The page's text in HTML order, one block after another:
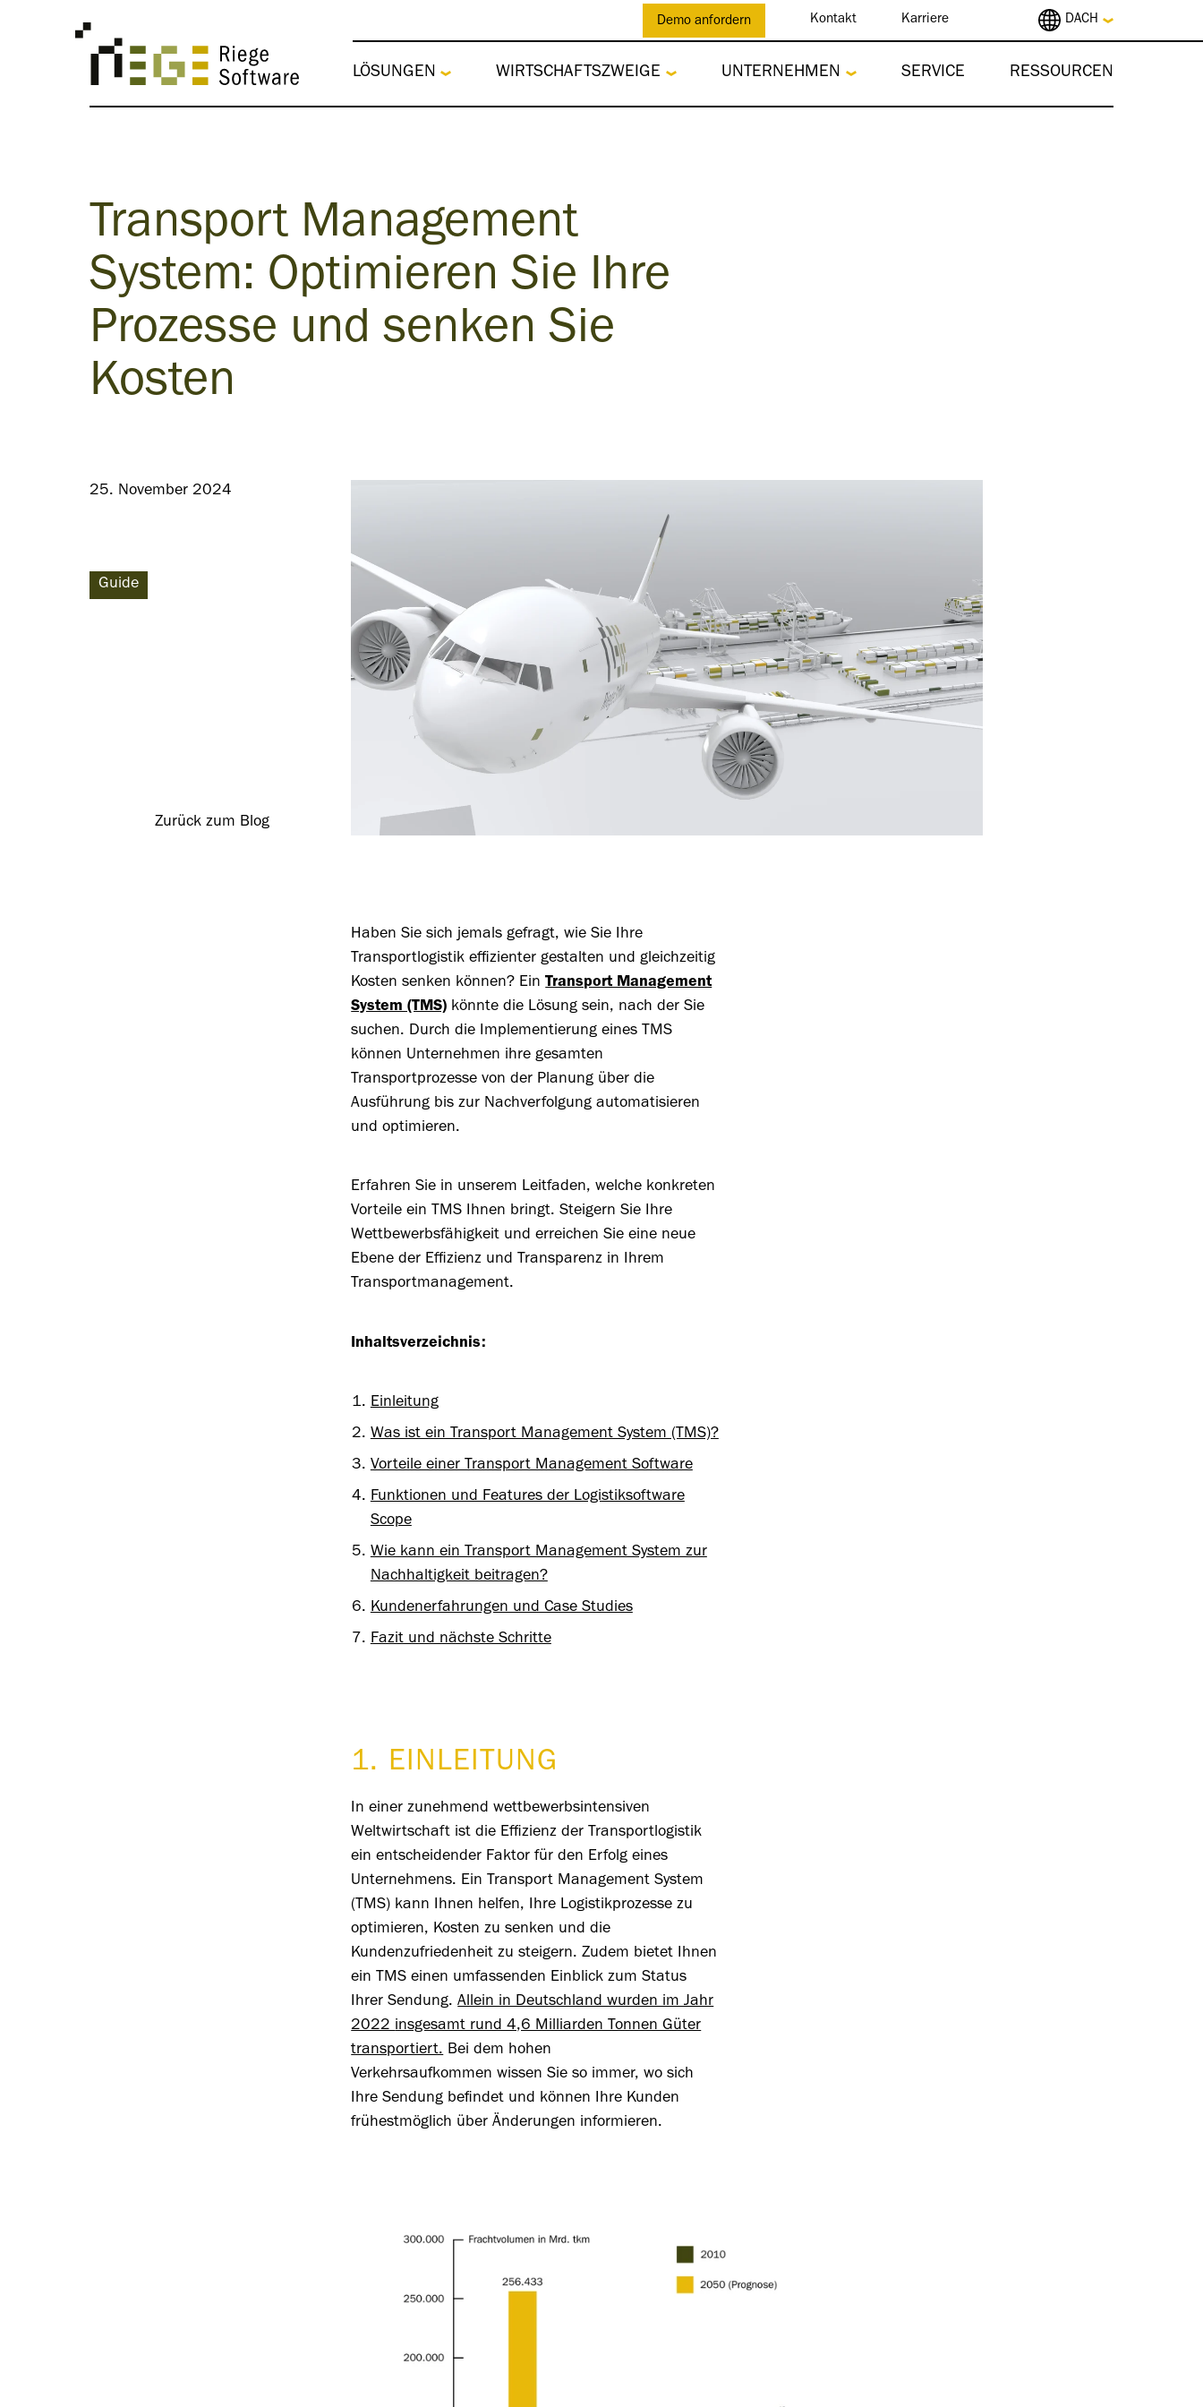
Demo anfordern Kontakt Karriere DACH
LÖSUNGEN WIRTSCHAFTSZWEIGE UNTERNEHMEN SERVICE RESSOURCEN
Transport Management
System: Optimieren Sie Ihre
Prozesse und senken Sie
Kosten
25. November 2024
Guide
Zurück zum Blog
Haben Sie sich jemals gefragt, wie Sie Ihre
Transportlogistik effizienter gestalten und gleichzeitig
Kosten senken können? EinTransport Management
System (TMS) könnte die Lösung sein, nach der Sie
suchen. Durch die Implementierung eines TMS
können Unternehmen ihre gesamten
Transportprozesse von der Planung über die
Ausführung bis zur Nachverfolgung automatisieren
und optimieren.
Erfahren Sie in unserem Leitfaden, welche konkreten
Vorteile ein TMS Ihnen bringt. Steigern Sie Ihre
Wettbewerbsfähigkeit und erreichen Sie eine neue
Ebene der Effizienz und Transparenz in Ihrem
Transportmanagement.
Inhaltsverzeichnis:
Einleitung
Was ist ein Transport Management System (TMS)?
Vorteile einer Transport Management Software
Funktionen und Features der Logistiksoftware
Scope
Wie kann ein Transport Management System zur
Nachhaltigkeit beitragen?
Kundenerfahrungen und Case Studies
Fazit und nächste Schritte
1. EINLEITUNG
In einer zunehmend wettbewerbsintensiven
Weltwirtschaft ist die Effizienz der Transportlogistik
ein entscheidender Faktor für den Erfolg eines
Unternehmens. Ein Transport Management System
(TMS) kann Ihnen helfen, Ihre Logistikprozesse zu
optimieren, Kosten zu senken und die
Kundenzufriedenheit zu steigern.Zudem bietet Ihnen
ein TMS einen umfassenden Einblick zum Status
Ihrer Sendung.Allein in Deutschland wurden im Jahr
2022insgesamt rund 4,6 Milliarden Tonnen Güter
transportiert. Bei dem hohen
Verkehrsaufkommen wissenSie so immer, wo sich
Ihre Sendung befindet und können Ihre Kunden
frühestmöglich über Änderungen informieren.